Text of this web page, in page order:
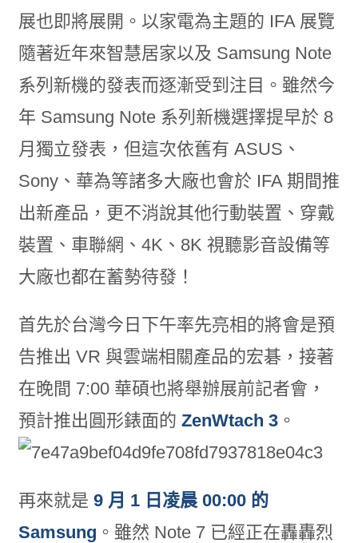
展也即將展開。以家電為主題的 IFA 展覽
隨著近年來智慧居家以及 Samsung Note
系列新機的發表而逐漸受到注目。雖然今
年 Samsung Note 系列新機選擇提早於 8
月獨立發表，但這次依舊有 ASUS、
Sony、華為等諸多大廠也會於 IFA 期間推
出新產品，更不消說其他行動裝置、穿戴
裝置、車聯網、4K、8K 視聽影音設備等
大廠也都在蓄勢待發！
首先於台灣今日下午率先亮相的將會是預
告推出 VR 與雲端相關產品的宏碁，接著
在晚間 7:00 華碩也將舉辦展前記者會，
預計推出圓形錶面的 ZenWtach 3。
再來就是 9 月 1 日凌晨 00:00 的
Samsung 。雖然 Note 7 已經正在轟轟烈